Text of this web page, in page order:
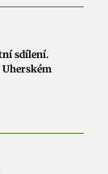
sdílení.